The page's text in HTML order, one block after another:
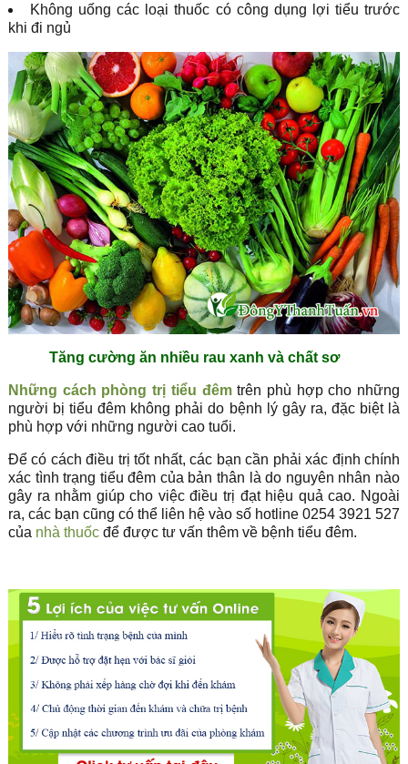
Không uống các loại thuốc có công dụng lợi tiểu trước
khi đi ngủ
Tăng cường ăn nhiều rau xanh và chất sơ
Những cách phòng trị tiểu đêmtrên phù hợp cho những
người bị tiểu đêm không phải do bệnh lý gây ra, đặc biệt là
phù hợp với những người cao tuổi.
Để có cách điều trị tốt nhất, các bạn cần phải xác định chính
xác tình trạng tiểu đêm của bản thân là do nguyên nhân nào
gây ra nhằm giúp cho việc điều trị đạt hiệu quả cao. Ngoài
ra, các bạn cũng có thể liên hệ vào số hotline 0254 3921 527
của nhà thuốcđể được tư vấn thêm về bệnh tiểu đêm.